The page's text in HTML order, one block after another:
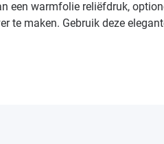
warmfolie reliëfdruk,
te maken. Gebruik deze